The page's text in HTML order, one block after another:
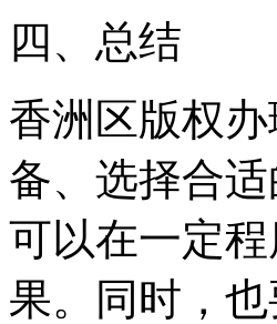
四、总结
香洲区版权
备、选择合
可以在一定
果。同时，